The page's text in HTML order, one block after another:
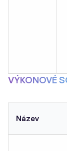
VÝKONOVÉ
Název